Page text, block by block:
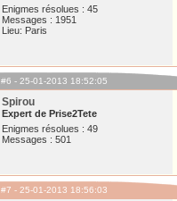
Enigmes résolues : 45
Messages : 1951
Lieu: Paris
#6 - 25-01-2013 18:52:05
Spirou
Expert de Prise2Tete
Enigmes résolues : 49
Messages : 501
#7 - 25-01-2013 18:56:03